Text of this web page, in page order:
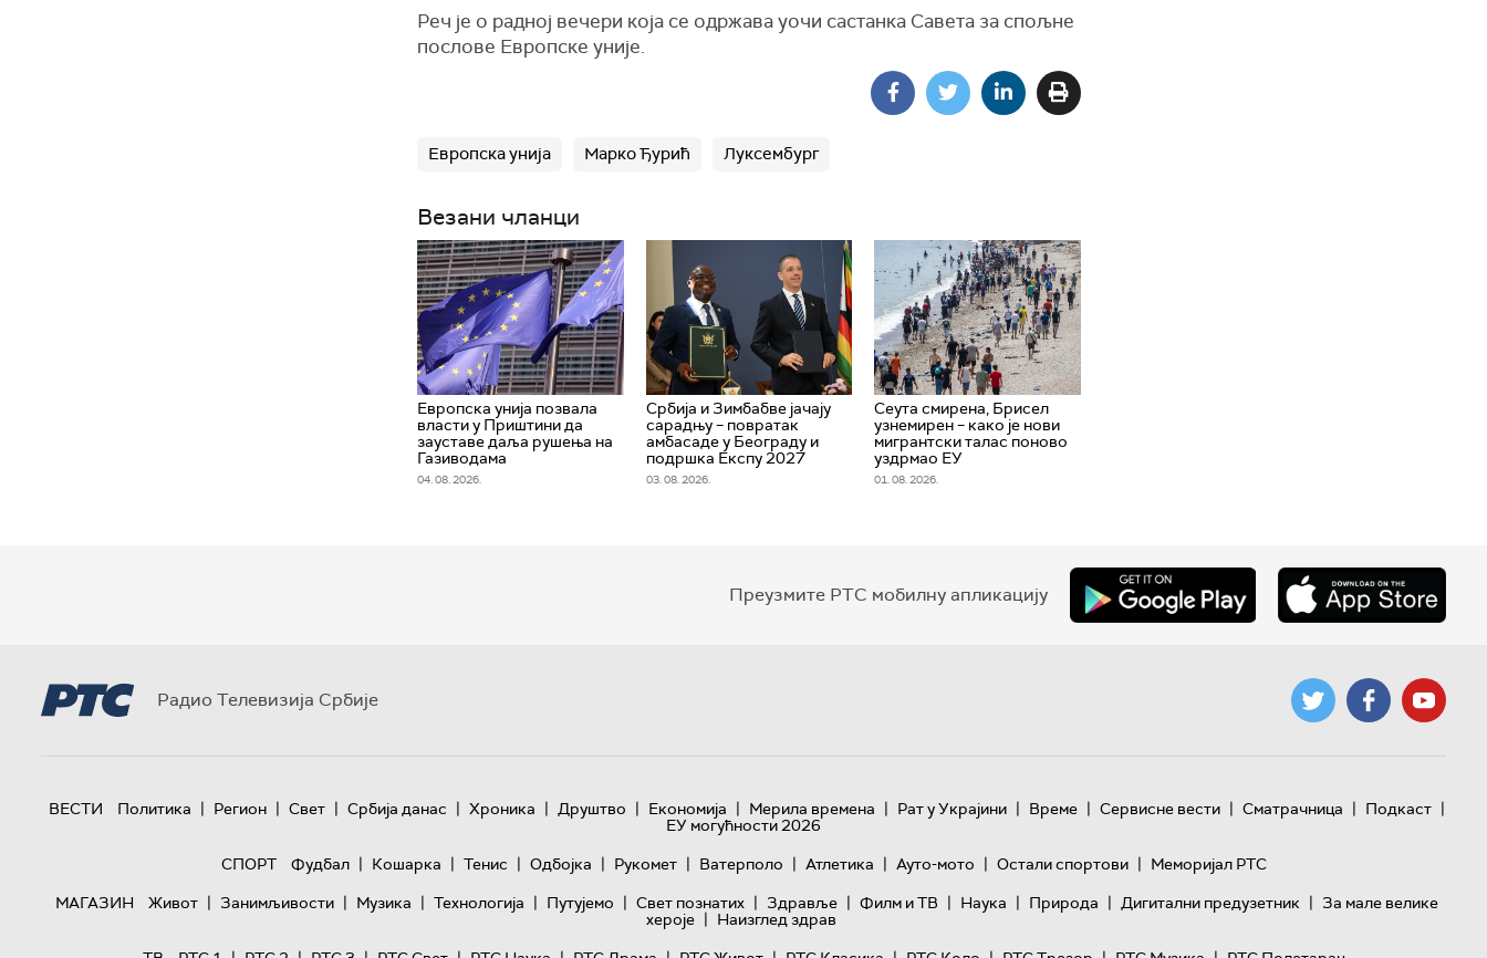
Реч је о радној вечери која се одржава уочи састанка Савета за спољне
послове Европске уније.
Европска унија Марко Ђурић Луксембург
Везани чланци
Европска унија позвала
власти у Приштини да
зауставе даља рушења на
Газиводама
04. 08. 2026.
Србија и Зимбабве јачају
сарадњу – повратак
амбасаде у Београду и
подршка Експу 2027
03. 08. 2026.
Сеута смирена, Брисел
узнемирен – како је нови
мигрантски талас поново
уздрмао ЕУ
01. 08. 2026.
Преузмите РТС мобилну апликацију
Радио Телевизија Србије
ВЕСТИ Политика | Регион | Свет | Србија данас | Хроника | Друштво | Економија | Мерила времена | Рат у Украјини | Време | Сервисне вести | Сматрачница | Подкаст |
ЕУ могућности 2026
СПОРТ
Фудбал | Кошарка | Тенис | Одбојка | Рукомет | Ватерполо | Атлетика | Ауто-мото | Остали спортови | Меморијал РТС
МАГАЗИН
Живот | Занимљивости | Музика | Технологијa | Путујемо | Свет познатих | Здравље | Филм и ТВ | Наука | Природа | Дигитални предузетник | За мале велике
хероје | Наизглед здрав